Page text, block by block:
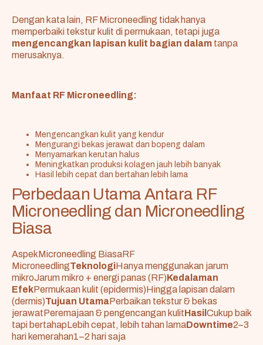
Dengan kata lain, RF Microneedling tidak hanya
memperbaiki tekstur kulit di permukaan, tetapi juga
mengencangkan lapisan kulit bagian dalam tanpa
merusaknya.
Manfaat RF Microneedling:
Mengencangkan kulit yang kendur
Mengurangi bekas jerawat dan bopeng dalam
Menyamarkan kerutan halus
Meningkatkan produksi kolagen jauh lebih banyak
Hasil lebih cepat dan bertahan lebih lama
Perbedaan Utama Antara RF
Microneedling dan Microneedling
Biasa
AspekMicroneedling BiasaRF
MicroneedlingTeknologiHanya menggunakan jarum
mikroJarum mikro + energi panas (RF)Kedalaman
EfekPermukaan kulit (epidermis)Hingga lapisan dalam
(dermis)Tujuan UtamaPerbaikan tekstur & bekas
jerawatPeremajaan & pengencangan kulitHasil Cukup baik
tapi bertahapLebih cepat, lebih tahan lamaDowntime2–3
hari kemerahan1–2 hari saja